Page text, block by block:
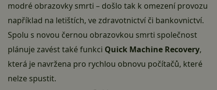
modré obrazovky smrti – došlo tak k omezení provozu
například na letištích, ve zdravotnictví či bankovnictví.
Spolu s novou černou obrazovkou smrti společnost
plánuje zavést také funkci Quick Machine Recovery,
která je navržena pro rychlou obnovu počítačů, které
nelze spustit.